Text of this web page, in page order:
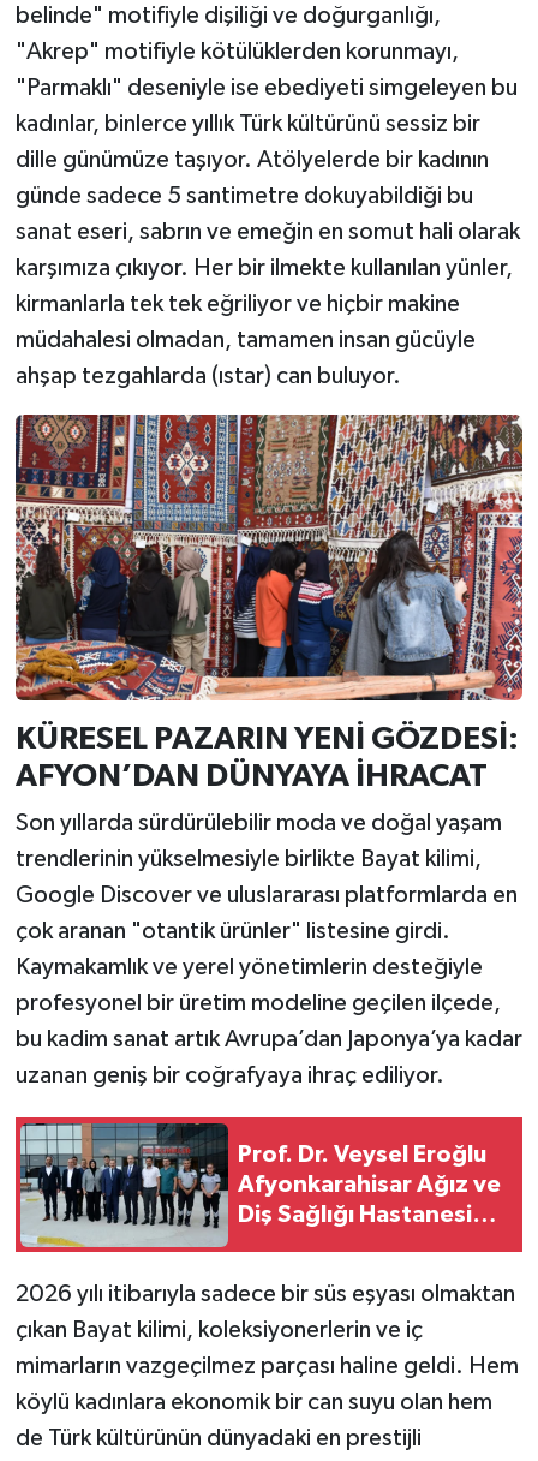
belinde" motifiyle dişiliği ve doğurganlığı,
"Akrep" motifiyle kötülüklerden korunmayı,
"Parmaklı" deseniyle ise ebediyeti simgeleyen bu
kadınlar, binlerce yıllık Türk kültürünü sessiz bir
dille günümüze taşıyor. Atölyelerde bir kadının
günde sadece 5 santimetre dokuyabildiği bu
sanat eseri, sabrın ve emeğin en somut hali olarak
karşımıza çıkıyor. Her bir ilmekte kullanılan yünler,
kirmanlarla tek tek eğriliyor ve hiçbir makine
müdahalesi olmadan, tamamen insan gücüyle
ahşap tezgahlarda (ıstar) can buluyor.
KÜRESEL PAZARIN YENİ GÖZDESİ:
AFYON’DAN DÜNYAYA İHRACAT
Son yıllarda sürdürülebilir moda ve doğal yaşam
trendlerinin yükselmesiyle birlikte Bayat kilimi,
Google Discover ve uluslararası platformlarda en
çok aranan "otantik ürünler" listesine girdi.
Kaymakamlık ve yerel yönetimlerin desteğiyle
profesyonel bir üretim modeline geçilen ilçede,
bu kadim sanat artık Avrupa’dan Japonya’ya kadar
uzanan geniş bir coğrafyaya ihraç ediliyor.
Prof. Dr. Veysel Eroğlu
Afyonkarahisar Ağız ve
Diş Sağlığı Hastanesini
2026 yılı itibarıyla sadece bir süs eşyası olmaktan
çıkan Bayat kilimi, koleksiyonerlerin ve iç
mimarların vazgeçilmez parçası haline geldi. Hem
köylü kadınlara ekonomik bir can suyu olan hem
de Türk kültürünün dünyadaki en prestijli